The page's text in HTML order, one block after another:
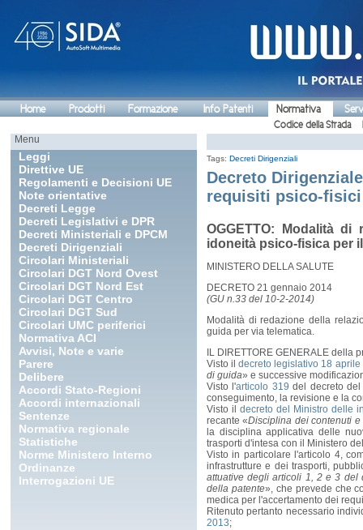
Home Prodotti Formazione Info Patenti Normativa
Codice della Strada
Menu
Leggi
Direttive UE
Regolamenti e Decisioni UE
Note orientative
Decreti Legge
Decreti Legislativi e DPR
Decreti Ministeriali e DPCM
Decreti Dirigenziali
Circolari Ministeriali
Circolari DGT Nord Ovest
Circolari DGT Nord Est
Circolari DGT Centro
Circolari DGT Sud
Circolari UMC periferici
Normativa ACI
Avvisi, Note e varie
Parere
Delibere
Accordi Stato-Regioni
Accordi internazionali
Sentenze
Normativa regionale
Statistiche
Norme Ministero Interno
Ordinanze
Interrogazioni UE
Tags: Decreti Dirigenziali
Decreto
requisiti psico-
OGGETTO: Modalità
idoneità psico-fisica per
MINISTERO DELLA SALUTE
DECRETO 21 gennaio 2014
(GU n.33 del 10-2-2014)
Modalità di redazione della
guida per via telematica.
IL DIRETTORE GENERALE della
Visto ildecreto legislativo 18 aprile
di guida» e successive
Visto l'articolo 319 del decreto
conseguimento, la revisione e la
Visto il decreto del Ministro delle
recante «Disciplina dei contenuti
la disciplina applicativa delle
trasporti d'intesa con il Ministero
Visto in particolare l'articolo 4,
infrastrutture e dei trasporti,
attuative degli articoli 1, 2 e 3 del
della patente», che prevede che
medica per l'accertamento dei
Ritenuto pertanto necessario
2013;